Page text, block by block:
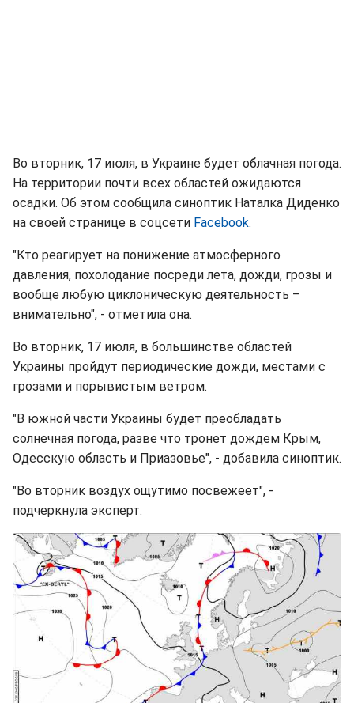
Во вторник, 17 июля, в Украине будет облачная погода.
На территории почти всех областей ожидаются
осадки. Об этом сообщила синоптик Наталка Диденко
на своей странице в соцсети Facebook.
"Кто реагирует на понижение атмосферного
давления, похолодание посреди лета, дожди, грозы и
вообще любую циклоническую деятельность –
внимательно", - отметила она.
Во вторник, 17 июля, в большинстве областей
Украины пройдут периодические дожди, местами с
грозами и порывистым ветром.
"В южной части Украины будет преобладать
солнечная погода, разве что тронет дождем Крым,
Одесскую область и Приазовье", - добавила синоптик.
"Во вторник воздух ощутимо посвежеет", -
подчеркнула эксперт.